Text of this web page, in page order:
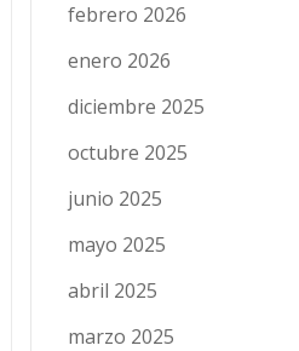
febrero 2026
enero 2026
diciembre 2025
octubre 2025
junio 2025
mayo 2025
abril 2025
marzo 2025